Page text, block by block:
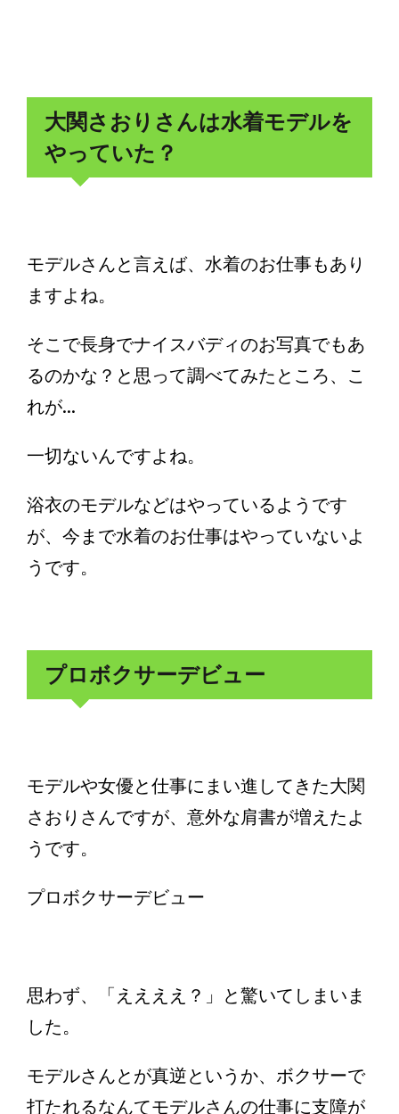
大関さおりさんは水着モデルを
やっていた？
モデルさんと言えば、水着のお仕事もあり
ますよね。
そこで長身でナイスバディのお写真でもあ
るのかな？と思って調べてみたところ、こ
れが...
一切ないんですよね。
浴衣のモデルなどはやっているようです
が、今まで水着のお仕事はやっていないよ
うです。
プロボクサーデビュー
モデルや女優と仕事にまい進してきた大関
さおりさんですが、意外な肩書が増えたよ
うです。
プロボクサーデビュー
思わず、「ええええ？」と驚いてしまいま
した。
モデルさんとが真逆というか、ボクサーで
打たれるなんてモデルさんの仕事に支障が